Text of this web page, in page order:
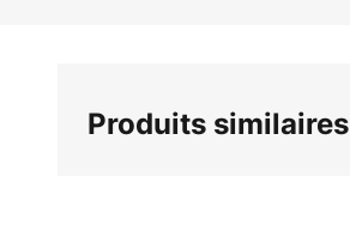
Produits similaires